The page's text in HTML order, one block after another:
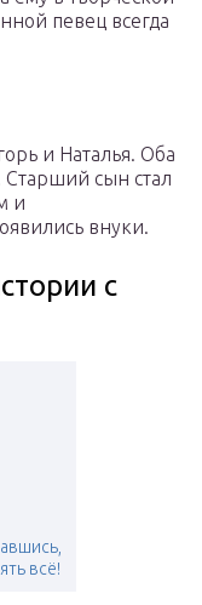
певец всегда
и Наталья. Оба
Старший сын стал
и
внуки.
с
всё!